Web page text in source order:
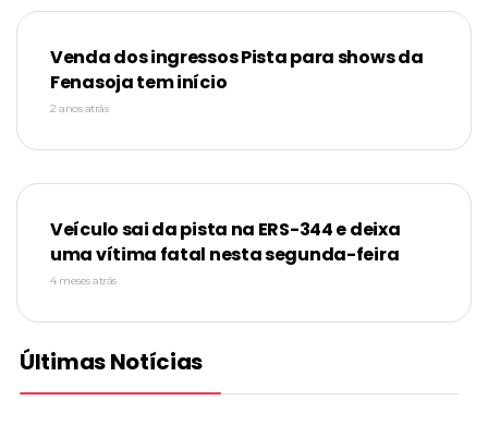
Venda dos ingressos Pista para shows da
Fenasoja tem início
2 anos atrás
Veículo sai da pista na ERS-344 e deixa
uma vítima fatal nesta segunda-feira
4 meses atrás
Últimas Notícias